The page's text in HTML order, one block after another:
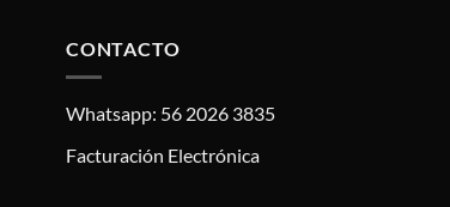
CONTACTO
Whatsapp: 56 2026 3835
Facturación Electrónica